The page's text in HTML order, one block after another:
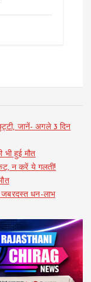
जानें- अगले 3 दिन
भी हुई मौत
न करें ये गलती!
जबरदस्त धन-लाभ